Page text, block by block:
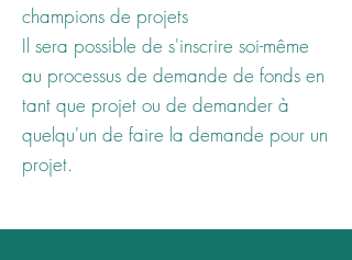
champions de projets
Il sera possible de s'inscrire soi-même
au processus de demande de fonds en
tant que projet ou de demander à
quelqu'un de faire la demande pour un
projet.